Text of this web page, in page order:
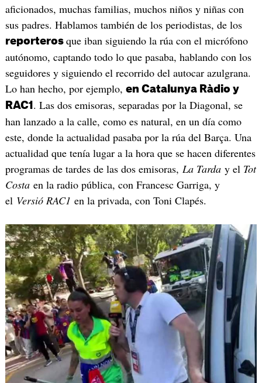
aficionados, muchas familias, muchos niños y niñas con
sus padres. Hablamos también de los periodistas, de los
reporteros que iban siguiendo la rúa con el micrófono
autónomo, captando todo lo que pasaba, hablando con los
seguidores y siguiendo el recorrido del autocar azulgrana.
Lo han hecho, por ejemplo, en Catalunya Ràdio y
RAC1 . Las dos emisoras, separadas por la Diagonal, se
han lanzado a la calle, como es natural, en un día como
este, donde la actualidad pasaba por la rúa del Barça. Una
actualidad que tenía lugar a la hora que se hacen diferentes
programas de tardes de las dos emisoras, La Tarday el Tot
Costa en la radio pública, con Francesc Garriga, y
el Versió RAC1 en la privada, con Toni Clapés.